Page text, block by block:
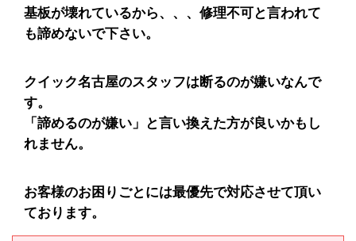
基板が壊れているから、、、修理不可と言われて
も諦めないで下さい。
クイック名古屋のスタッフは断るのが嫌いなんで
す。
「諦めるのが嫌い」と言い換えた方が良いかもし
れません。
お客様のお困りごとには最優先で対応させて頂い
ております。